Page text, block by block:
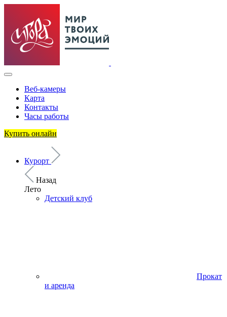
Веб-камеры
Карта
Контакты
Часы работы
Купить онлайн
Курорт
Назад
Лето
Детский клуб
Прокат
и аренда